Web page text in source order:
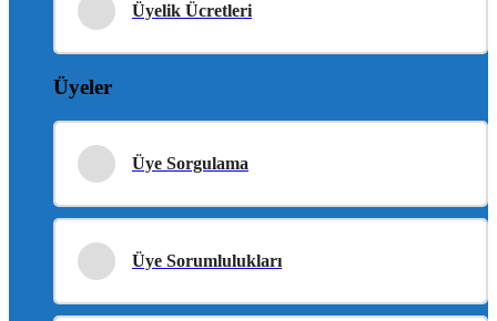
Üyelik Ücretleri
Üyeler
Üye Sorgulama
Üye Sorumlulukları